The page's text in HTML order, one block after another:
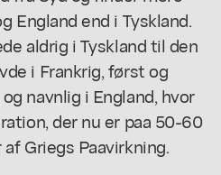
England end i Tyskland.
aldrig i Tyskland til den
i Frankrig, først og
navnlig i England, hvor
der nu er paa 50-60
Griegs Paavirkning.